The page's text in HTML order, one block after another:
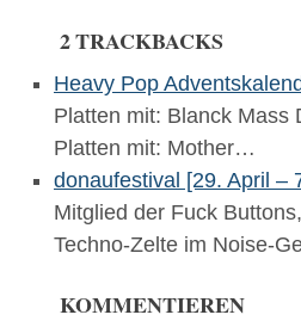
2 TRACKBACKS
Heavy Pop
Platten mit: Blanck Mass
Platten mit: Mother…
donaufestival [29. April –
Mitglied der Fuck
Techno-Zelte im Noise-
KOMMENTIEREN